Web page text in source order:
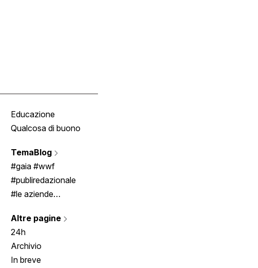
Educazione
Qualcosa di buono
TemaBlog
#gaia #wwf
#publiredazionale
#le aziende
Altre pagine
24h
Archivio
In breve